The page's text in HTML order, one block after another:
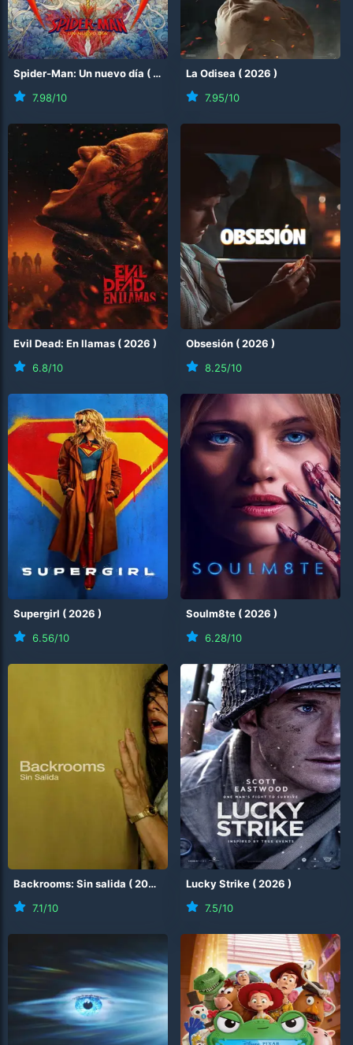
Spider-Man: Un nuevo día ( 2026
7.98/10
La Odisea (2026 )
7.95/10
Evil Dead: En llamas (2026 )
6.8/10
Obsesión (2026 )
8.25/10
Supergirl (2026 )
6.56/10
Soulm8te (2026 )
6.28/10
Backrooms: Sin salida (2026
7.1/10
Lucky Strike (2026 )
7.5/10